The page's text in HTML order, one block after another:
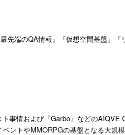
最先端のQA情報』『仮想空間基盤』
事情および『Garbo』などのAIQVE
ントやMMORPGの基盤となる大規